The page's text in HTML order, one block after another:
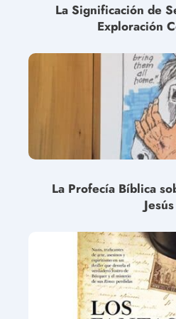
La Significación de
Exploración
La Profecía Bíblica
Jesús